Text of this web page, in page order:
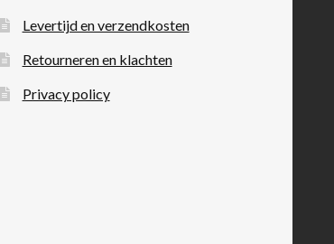
Levertijd en verzendkosten
Retourneren en klachten
Privacy policy